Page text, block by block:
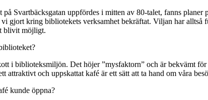
på Svartbäcksgatan uppfördes i mitten av 80-talet, fanns
gjort kring bibliotekets verksamhet bekräftat. Viljan har
blivit möjligt.
i biblioteksmiljön. Det höjer ”mysfaktorn” och är bekvämt
attraktivt och uppskattat kafé är ett sätt att ta hand om våra
kunde öppna?